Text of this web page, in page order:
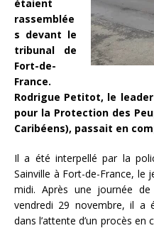
étaient
rassemblée
s devant le
tribunal de
Fort-de-
France.
Rodrigue Petitot, le leader
pour la Protection des
Caribéens), passait en
Il a été interpellé par la
Sainville à Fort-de-France, le
midi. Après une journée
vendredi 29 novembre, il a
dans l’attente d’un procès